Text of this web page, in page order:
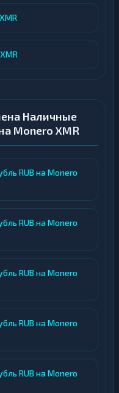
Наличные
Monero XMR
RUB на Monero
RUB на Monero
RUB на Monero
RUB на Monero
RUB на Monero